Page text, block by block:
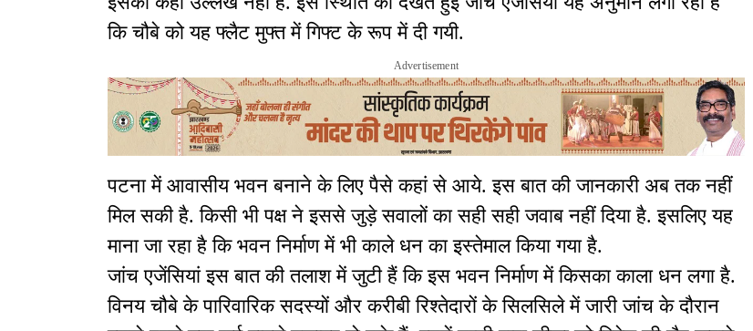
कि चौबे को यह फ्लैट मुफ्त में गिफ्ट के रूप में दी गयी.
Advertisement
पटना में आवासीय भवन बनाने के लिए पैसे कहां से आये. इस बात की जानकारी अब तक नहीं
मिल सकी है. किसी भी पक्ष ने इससे जुड़े सवालों का सही सही जवाब नहीं दिया है. इसलिए यह
माना जा रहा है कि भवन निर्माण में भी काले धन का इस्तेमाल किया गया है.
जांच एजेंसियां इस बात की तलाश में जुटी हैं कि इस भवन निर्माण में किसका काला धन लगा है.
विनय चौबे के पारिवारिक सदस्यों और करीबी रिश्तेदारों के सिलसिले में जारी जांच के दौरान